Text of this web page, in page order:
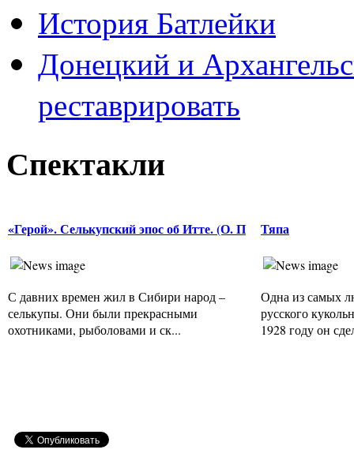
История Батлейки
Донецкий и
реставрировать
Спектакли
«Герой». Селькупский эпос об Итте. (О. П
С давних времен жил в Сибири народ –
селькупы. Они были прекрасными
охотниками, рыболовами и ск...
Тяпа
Одна из самых
русского
1928 году он